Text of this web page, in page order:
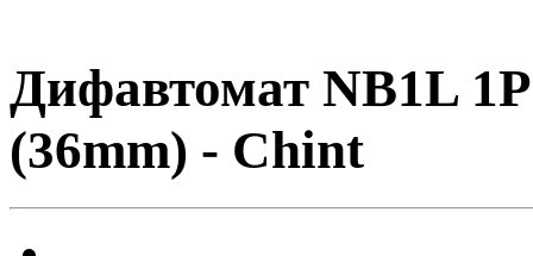
Дифавтомат NB1L
(36mm) - Chint